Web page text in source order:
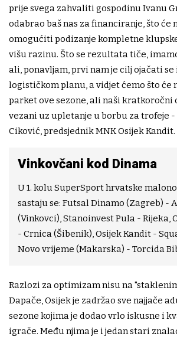
prije svega zahvaliti gospodinu Ivanu
odabrao baš nas za financiranje, što će
omogućiti podizanje kompletne
višu razinu. Što se rezultata tiče,
ali, ponavljam, prvi nam je cilj ojačati
logističkom planu, a vidjet ćemo što će
parket ove sezone, ali naši kratkoročni
vezani uz upletanje u borbu za trofeje
Ciković, predsjednik MNK Osijek Kandit.
Vinkovčani kod Dinama
U 1. kolu SuperSport hrvatske
sastaju se: Futsal Dinamo (Zagreb) -
(Vinkovci), Stanoinvest Pula - Rijeka,
- Crnica (Šibenik), Osijek Kandit -
Novo vrijeme (Makarska) - Torcida
Razlozi za optimizam nisu na
Dapače, Osijek je zadržao sve najjače
sezone kojima je dodao vrlo iskusne i
igrače. Među njima je i jedan stari